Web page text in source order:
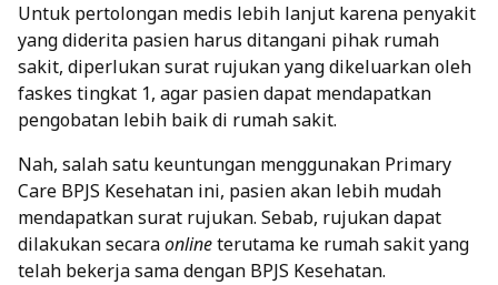
Untuk pertolongan medis lebih lanjut karena penyakit
yang diderita pasien harus ditangani pihak rumah
sakit, diperlukan surat rujukan yang dikeluarkan oleh
faskes tingkat 1, agar pasien dapat mendapatkan
pengobatan lebih baik di rumah sakit.
Nah, salah satu keuntungan menggunakan Primary
Care BPJS Kesehatan ini, pasien akan lebih mudah
mendapatkan surat rujukan. Sebab, rujukan dapat
dilakukan secaraonlineterutama ke rumah sakit yang
telah bekerja sama dengan BPJS Kesehatan.